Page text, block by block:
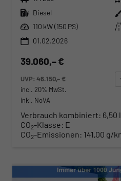
Kraftstoff Diesel
Leistung 110 kW (150 PS)
01.02.2026
39.060,– €
UVP:46.150,– €
incl. 20% MwSt.
inkl. NoVA
Verbrauch kombiniert: 6,50
CO2-Klasse: E
CO2-Emissionen: 141,00 g/